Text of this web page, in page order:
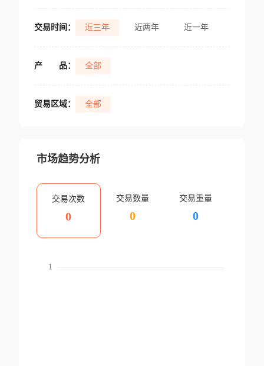
交易时间： 近三年 近两年 近一年
产 品： 全部
贸易区域： 全部
市场趋势分析
交易次数
0
交易数量
0
交易重量
0